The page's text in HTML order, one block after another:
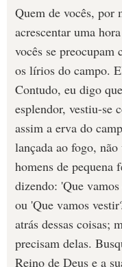
Quem de vocês, por
acrescentar uma
vocês se preocupam
os lírios do campo.
Contudo, eu digo
esplendor, vestiu-se
assim a erva do
lançada ao fogo,
homens de pequena
dizendo: 'Que
ou 'Que vamos
atrás dessas coisas;
precisam delas.
Reino de Deus e a